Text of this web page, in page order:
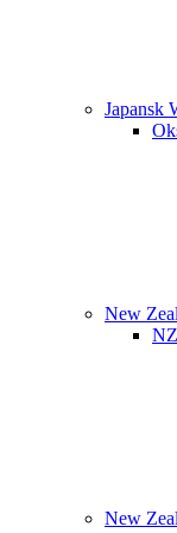
Japansk
New
New